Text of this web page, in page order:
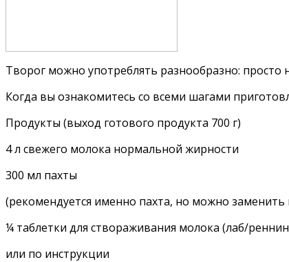
Творог можно употреблять разнообразно: просто
Когда вы ознакомитесь со всеми шагами
Продукты (выход готового продукта 700 г)
4 л свежего молока нормальной жирности
300 мл пахты
(рекомендуется именно пахта, но можно
¼ таблетки для створаживания молока (лаб/
или по инструкции